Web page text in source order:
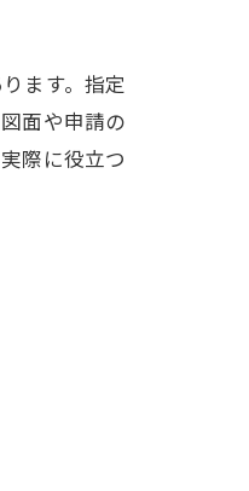
ます。指定
面や申請の
際に役立つ